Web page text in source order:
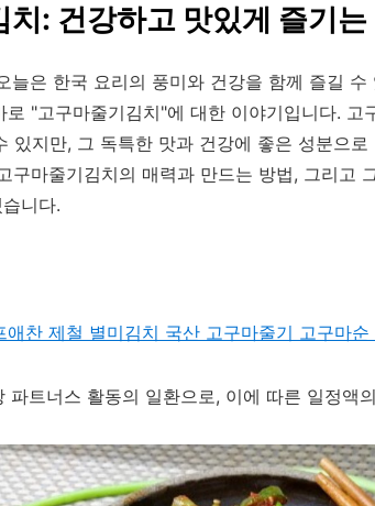
치: 건강하고 맛있게 즐기는
늘은 한국 요리의 풍미와 건강을 함께 즐길
로 "고구마줄기김치"에 대한 이야기입니다. 고
있지만, 그 독특한 맛과 건강에 좋은 성분으
구마줄기김치의 매력과 만드는 방법, 그리고
니다.
파트너스 활동의 일환으로, 이에 따른 일정액